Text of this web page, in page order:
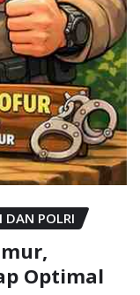
DAN POLRI
Optimal